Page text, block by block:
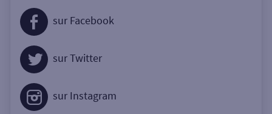
sur Facebook
sur Twitter
sur Instagram